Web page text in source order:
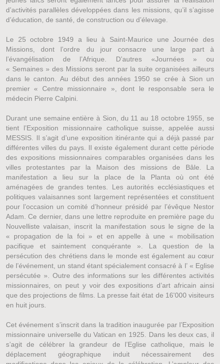
d’activités parallèles développées dans les missions, qu’il s’agisse
d’éducation, de santé, de construction ou d’élevage.
Le 25 octobre 1949 a lieu à Saint-Maurice une Journée des
Missions, dont l’ordre du jour consacre une large part à
l’évangélisation de l’Afrique. D’autres «Journées » ou
« Semaines » des Missions seront par la suite organisées ailleurs
dans le canton. Au début des années 1950 se crée à Sion un
premier « Centre missionnaire », dont le responsable sera le
médecin Pierre Calpini.
Durant une semaine entière à Sion, du 11 au 18 octobre 1955, se
tient l’Exposition missionnaire catholique suisse, appelée aussi
MESSIS. Il s’agit d’une exposition itinérante qui a déjà passé par
différentes villes du pays. Il existe également durant cette période
des expositions missionnaires comparables organisées dans les
villes protestantes par la Maison des missions de Bâle. La
manifestation a lieu sur la place de la Planta où ont été
aménagées de grandes tentes. Les autorités ecclésiastiques et
politiques valaisannes sont largement représentées et constituent
pour l’occasion un comité d’honneur présidé par l’évêque Nestor
Adam. Ce dernier, dans une lettre reproduite en première page du
Nouvelliste valaisan, inscrit la manifestation sous le signe de la
« propagation de la foi » et en appelle à une « mobilisation
pacifique et saintement conquérante ». La question de la
persécution des chrétiens dans le monde est également au cœur
de l’événement, un stand étant spécialement consacré à l’ « Eglise
persécutée ». Outre des informations sur les différentes activités
missionnaires, on peut y voir des expositions d’art africain ainsi
que des projections de films. La presse fait état de 16'000 visiteurs
en huit jours.
Cet événement s’inscrit dans la tradition inaugurée par l’Exposition
missionnaire universelle du Vatican en 1925. Dans les deux cas, il
s’agit de célébrer la grandeur de l’Eglise catholique, mais le
déplacement géographique induit nécessairement des